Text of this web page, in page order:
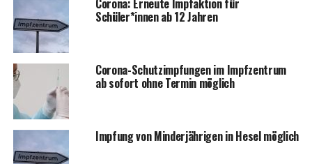
Coro­na: Erneu­te Impf­ak­ti­on für
Schüler*innen ab 12 Jahren
Coro­na-Schutz­imp­fun­gen im Impf­zen­trum
ab sofort ohne Ter­min möglich
Imp­fung von Min­der­jäh­ri­gen in Hesel möglich